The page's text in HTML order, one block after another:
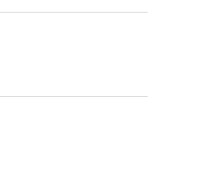
Wyślij